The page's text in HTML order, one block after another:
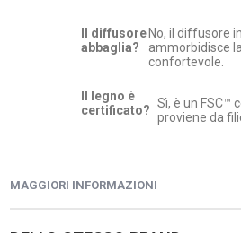
Il diffusore
abbaglia?
No, il diffusore
ammorbidisce
confortevole.
Il legno è
certificato? Sì, è un FSC™
proviene da
MAGGIORI INFORMAZIONI